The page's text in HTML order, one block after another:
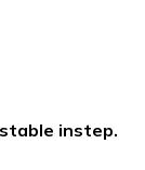
instep.